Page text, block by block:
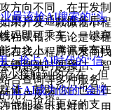
用户开通此服务后，
码即可乘车，一键享
力之上，腾讯乘车码
辆到站时间预估、智
台查询等多种服务。
用户反馈。
可能会引起混乱。用
接触到的存在，但
体，帮助他们也是在
他们提供更好的支
方向不同，在开发制
果开发一款微信小程
在试错。无论是小程
在找小程序开发商找
司是第一选择。
最该抢AI搜索的“头
：抢占AI时代的“信
让AI成为你的“金牌